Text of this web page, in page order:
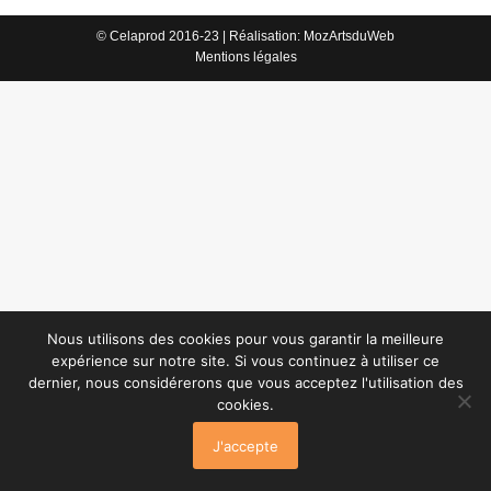
© Celaprod 2016-23 | Réalisation: MozArtsduWeb
Mentions légales
Nous utilisons des cookies pour vous garantir la meilleure
expérience sur notre site. Si vous continuez à utiliser ce
dernier, nous considérerons que vous acceptez l'utilisation des
cookies.
J'accepte